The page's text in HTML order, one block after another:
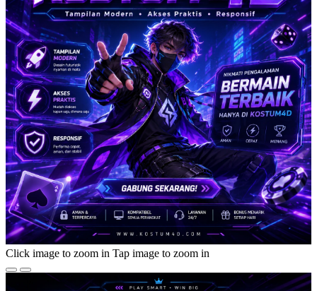
Click image to zoom in Tap image to zoom in